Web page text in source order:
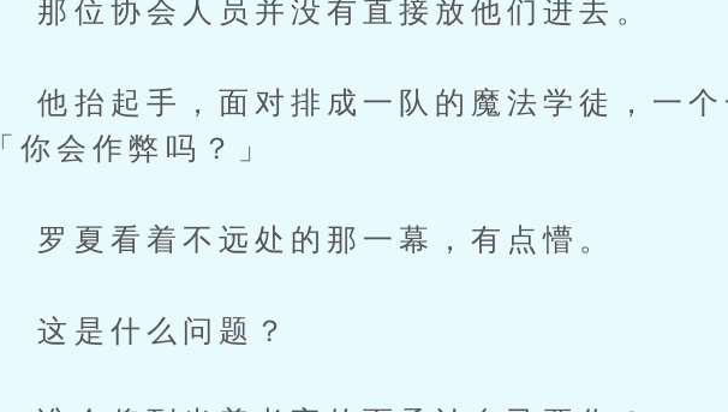
那位协会人员并没有直接放他们进去。
他抬起手，面对排成一队的魔法学徒，一个
「你会作弊吗？」
罗夏看着不远处的那一幕，有点懵。
这是什么问题？